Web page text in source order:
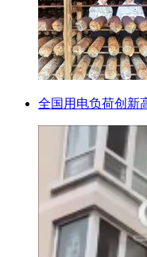
全国用电负荷创新